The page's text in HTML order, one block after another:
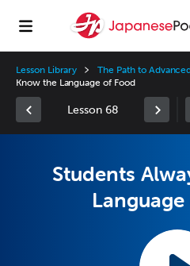
Lesson Library The Path to
Know the Language of Food
Lesson 68
Students